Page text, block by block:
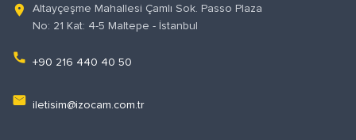
location_on
Altayçeşme Mahallesi Çamlı Sok. Passo Plaza
No: 21 Kat: 4-5 Maltepe - İstanbul
phone +90 216 440 40 50
email iletisim@izocam.com.tr